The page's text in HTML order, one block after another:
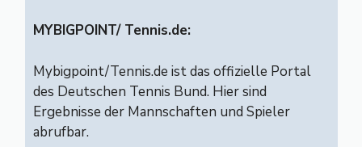
MYBIGPOINT/ Tennis.de:
Mybigpoint/Tennis.de ist das offizielle Portal
des Deutschen Tennis Bund. Hier sind
Ergebnisse der Mannschaften und Spieler
abrufbar.